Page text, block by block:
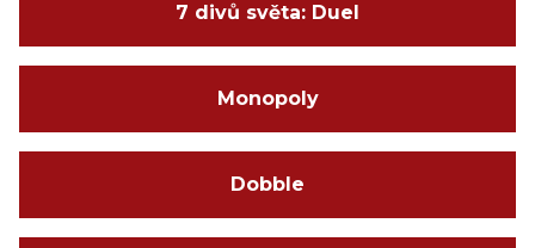
7 divů světa: Duel
Monopoly
Dobble